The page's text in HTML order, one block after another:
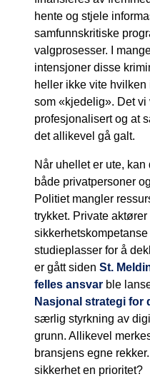
hente og stjele
samfunnskritiske
valgprosesser. I
intensjoner disse
heller ikke vite
som «kjedelig». Det vi
profesjonalisert og at
det allikevel gå galt.
Når uhellet er ute,
både privatpersoner
Politiet mangler
trykket. Private aktører
studieplasser for å
er gått siden St.
felles ansvar ble
Nasjonal strategi for
særlig styrkning av
grunn. Allikevel
bransjens egne
sikkerhet en prioritet?